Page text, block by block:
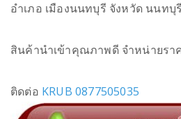
อำเภอ เมืองนนทบุรี จังหวัด นนทบุรี
สินค้านำเข้าคุณภาพดี จำหน่ายรา
ติดต่อ KRUB 0877505035